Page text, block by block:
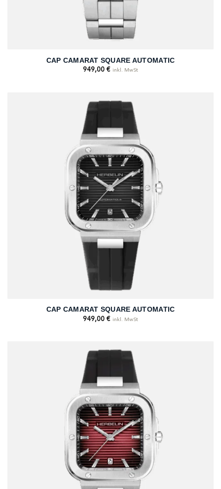
CAP CAMARAT SQUARE AUTOMATIC
949,00 € inkl. MwSt
CAP CAMARAT SQUARE AUTOMATIC
949,00 € inkl. MwSt